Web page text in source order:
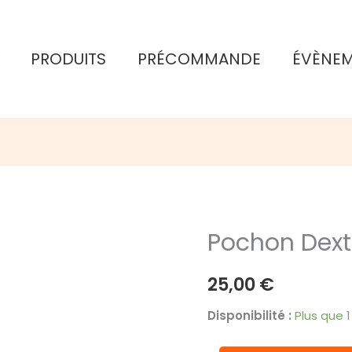
PRODUITS PRÉCOMMANDE
Pochon
25,00€
Disponibilité : Plus que